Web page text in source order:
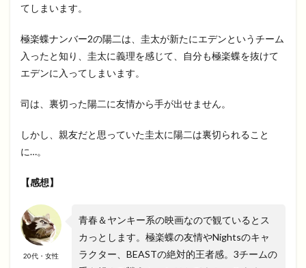
てしまいます。
極楽蝶ナンバー2の陽二は、圭太が新たにエデンというチーム
入ったと知り、圭太に義理を感じて、自分も極楽蝶を抜けて
エデンに入ってしまいます。
司は、裏切った陽二に友情から手が出せません。
しかし、親友だと思っていた圭太に陽二は裏切られること
に…。
【感想】
20代・女性
青春＆ヤンキー系の映画なので観ているとス
カっとします。極楽蝶の友情やNightsのキャ
ラクター、BEASTの絶対的王者感。3チームの